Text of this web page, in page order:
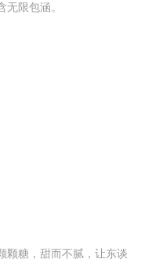
限包涵。
颗糖，甜而不腻，让东谈